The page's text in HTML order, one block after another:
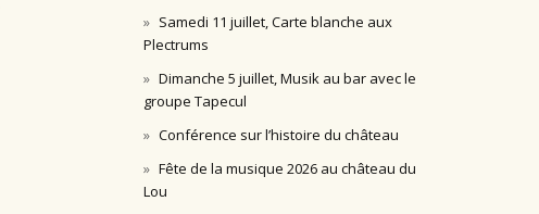
Samedi 11 juillet, Carte blanche aux
Plectrums
Dimanche 5 juillet, Musik au bar avec le
groupe Tapecul
Conférence sur l’histoire du château
Fête de la musique 2026 au château du
Lou